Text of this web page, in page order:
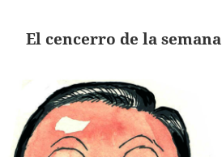
El cencerro de la semana